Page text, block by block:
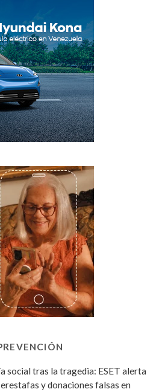
social tras la tragedia: ESET alerta
y donaciones falsas en